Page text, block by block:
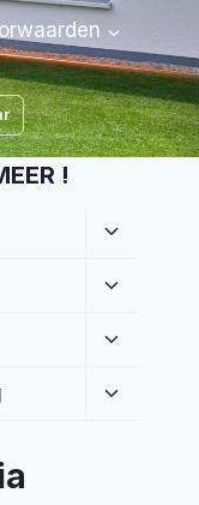
!
Toggle
Toggle
Toggle
Toggle